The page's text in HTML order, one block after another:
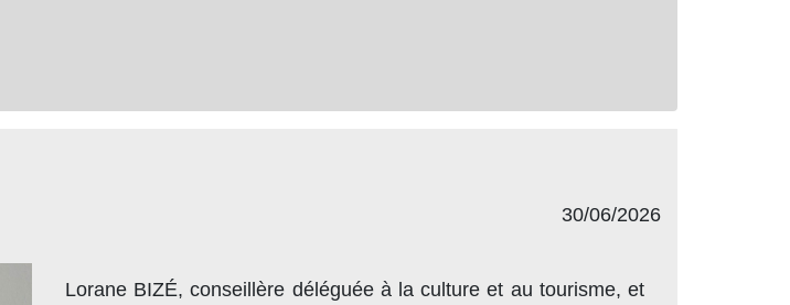
30/06/2026
Lorane BIZÉ, conseillère déléguée à la culture et au tourisme, et